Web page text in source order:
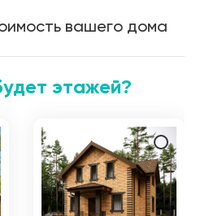
вашего дома
этажей?